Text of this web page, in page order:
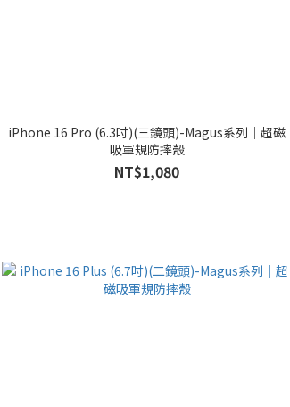
iPhone 16 Pro (6.3吋)(三鏡頭)-Magus系列｜超磁
吸軍規防摔殼
NT$1,080